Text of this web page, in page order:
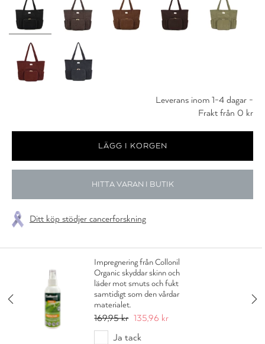
Leverans inom 1-4 dagar -
Frakt från 0 kr
HITTA VARAN I BUTIK
Ditt köp stödjer cancerforskning
Impregnering från Collonil
Organic skyddar skinn och
läder mot smuts och fukt
samtidigt som den vårdar
materialet.
169,95 kr 135,96 kr
Ja tack